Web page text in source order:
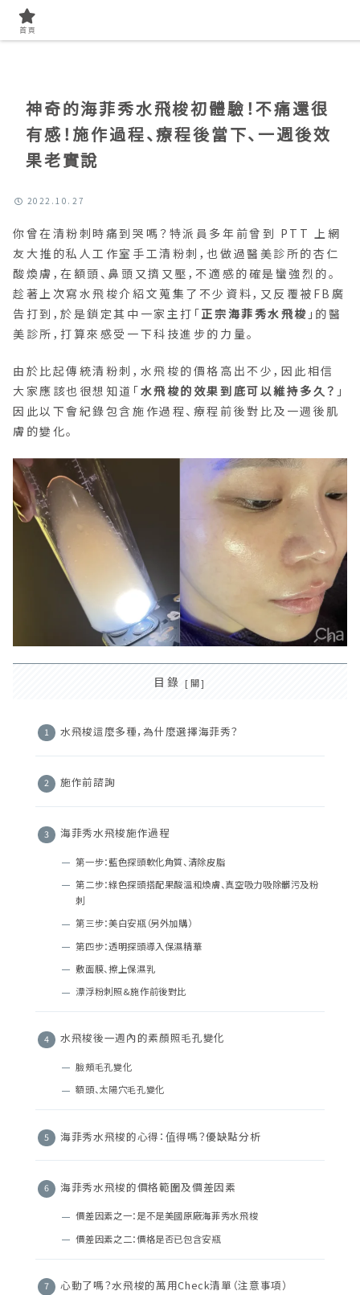
神奇的海菲秀水飛梭初體驗！不痛還很
有感！施作過程、療程後當下、一週後效
果老實說
2022.10.27
你曾在清粉刺時痛到哭嗎？特派員多年前曾到 PTT 上網
友大推的私人工作室手工清粉刺，也做過醫美診所的杏仁
酸煥膚，在額頭、鼻頭又擠又壓，不適感的確是蠻強烈的。
趁著上次寫水飛梭介紹文蒐集了不少資料，又反覆被FB廣
告打到，於是鎖定其中一家主打「正宗海菲秀水飛梭 」的醫
美診所，打算來感受一下科技進步的力量。
由於比起傳統清粉刺，水飛梭的價格高出不少，因此相信
大家應該也很想知道「水飛梭的效果到底可以維持多久？ 」
因此以下會紀錄包含施作過程、療程前後對比及一週後肌
膚的變化。
目錄
水飛梭這麼多種，為什麼選擇海菲秀？
施作前諮詢
海菲秀水飛梭施作過程
第一步：藍色探頭軟化角質、清除皮脂
第二步：綠色探頭搭配果酸溫和煥膚、真空吸力吸除髒污及粉
刺
第三步：美白安瓶（另外加購）
第四步：透明探頭導入保濕精華
敷面膜、擦上保濕乳
漂浮粉刺照&施作前後對比
水飛梭後一週內的素顏照毛孔變化
臉頰毛孔變化
額頭、太陽穴毛孔變化
海菲秀水飛梭的心得：值得嗎？優缺點分析
海菲秀水飛梭的價格範圍及價差因素
價差因素之一：是不是美國原廠海菲秀水飛梭
價差因素之二：價格是否已包含安瓶
心動了嗎？水飛梭的萬用Check清單（注意事項）
首頁